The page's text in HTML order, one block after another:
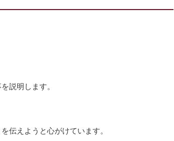
説明します。
伝えようと心がけています。